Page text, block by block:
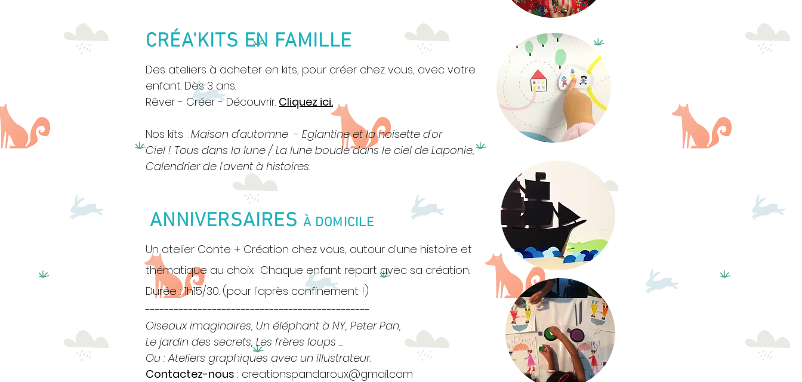
CRÉA'KITS EN FAMILLE
Des ateliers à acheter en kits, pour créer chez vous, avec votre
enfant. Dès 3 ans.
Rêver - Créer - Découvrir. Cliquez ici.
Nos kits : Maison d'automne - Eglantine et la noisette d'or
Ciel ! Tous dans la lune /La lune boude dans le ciel de Laponie,
Calendrier de l'avent à histoires.
ANNIVERSAIRESÀ DOMICILE
Un atelier Conte + Création chez vous, autour d'une histoire et
thématique au choix. Chaque enfant repart avec sa création.
Durée : 1h15/30. (pour l'après confinement !)
-----------------------------------------------
Oiseaux imaginaires, Un éléphant à NY, Peter Pan,
Le jardin des secrets, Les frères loups ...
Ou : Ateliers graphiques avec un illustrateur.
Contactez-nous : creationspandaroux@gmail.com